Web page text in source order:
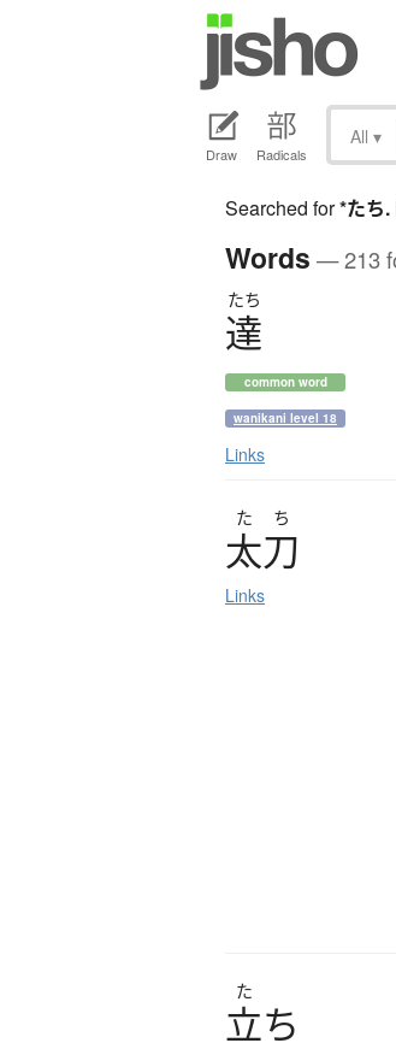
Draw Radicals
All ▾
Searched for*たち.
Words — 213
たち
達
common word
wanikani level 18
Links
た ち
太刀
Links
た
立ち